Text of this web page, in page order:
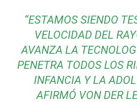
“ESTAMOS SIENDO
VELOCIDAD DEL
AVANZA LA
PENETRA TODOS LOS
INFANCIA Y LA
AFIRMÓ VON DER